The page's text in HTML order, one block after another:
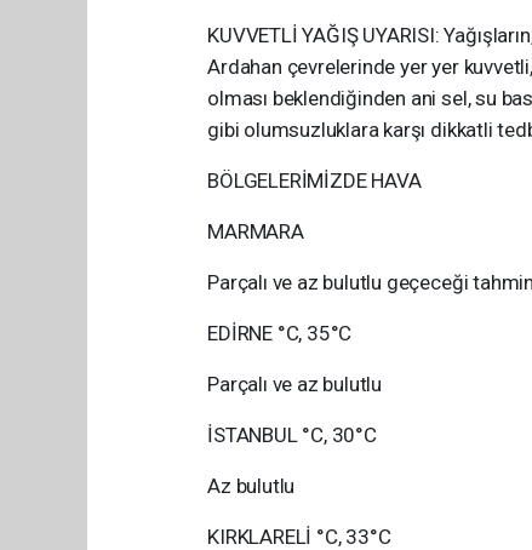
KUVVETLİ YAĞIŞ UYARISI:
Ardahan çevrelerinde yer yer
olması beklendiğinden ani sel, su
gibi olumsuzluklara karşı dikkatli
BÖLGELERİMİZDE HAVA
MARMARA
Parçalı ve az bulutlu geçeceği
EDİRNE °C, 35°C
Parçalı ve az bulutlu
İSTANBUL °C, 30°C
Az bulutlu
KIRKLARELİ °C, 33°C